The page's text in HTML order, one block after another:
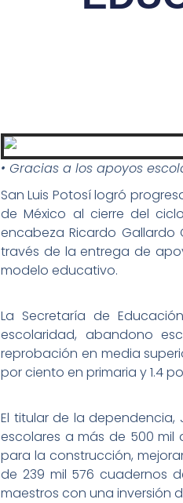
• Gracias a los apoyos
San Luis Potosí logró
de México al cierre del
encabeza Ricardo
través de la entrega de
modelo educativo.
La Secretaría de
escolaridad, abandono
reprobación en media
por ciento en primaria y 1.4
El titular de la
escolares a más de 500 mil
para la construcción,
de 239 mil 576 cuadernos
maestros con una inversión